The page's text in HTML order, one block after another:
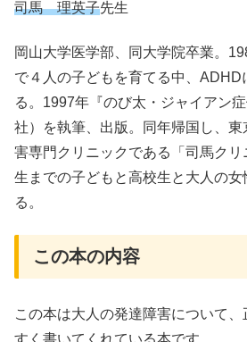
司馬 理英子先生
岡山大学医学部、同大学院卒業。
で４人の子どもを育てる中、ADHD
る。1997年『のび太・ジャイアン
社）を執筆、出版。同年帰国し、
害専門クリニックである「司馬ク
生までの子どもと高校生と大人の
る。
この本の内容
この本は大人の発達障害について
すく書いてくれている本です。